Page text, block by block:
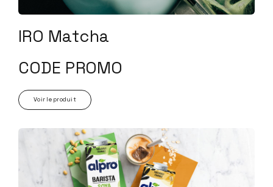
IRO Matcha
CODE PROMO
Voir le produit